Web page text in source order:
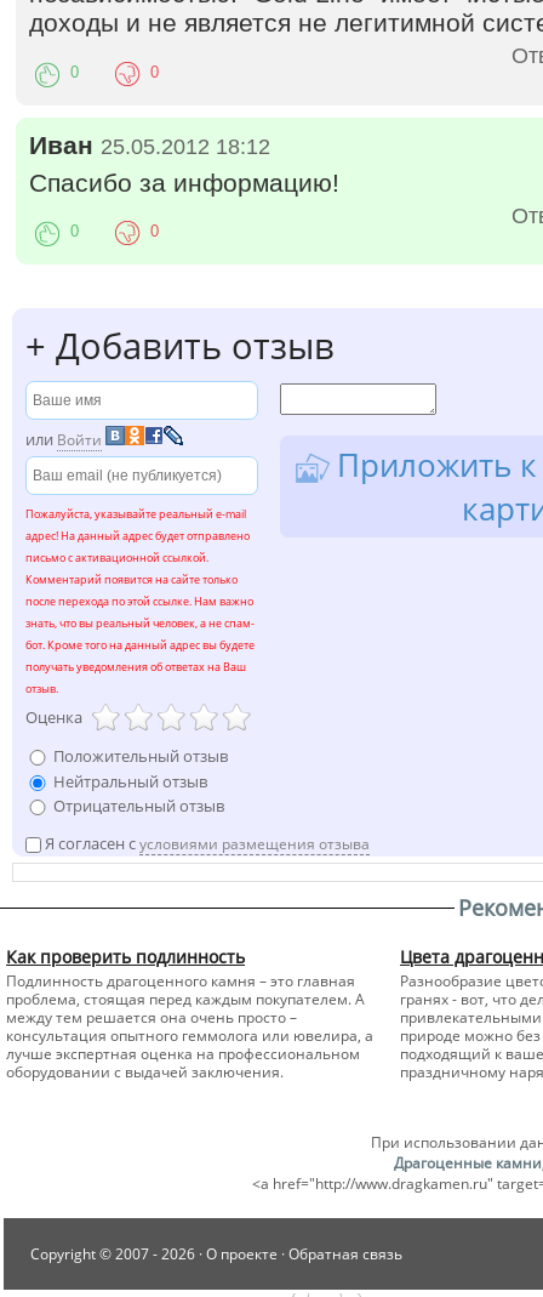
доходы и не является не легитимной
0 0
Иван 25.05.2012 18:12
Спасибо за информацию!
0 0
+ Добавить отзыв
или Войти
Пожалуйста, указывайте реальный e-mail
адрес! На данный адрес будет отправлено
письмо с активационной ссылкой.
Комментарий появится на сайте только
после перехода по этой ссылке. Нам важно
знать, что вы реальный человек, а не спам-
бот. Кроме того на данный адрес вы будете
получать уведомления об ответах на Ваш
отзыв.
Оценка
Положительный отзыв
Нейтральный отзыв
Отрицательный отзыв
Приложить к
Я согласен сусловиями размещения отзыва
Как проверить подлинность
Подлинность драгоценного камня – это главная
проблема, стоящая перед каждым покупателем. А
между тем решается она очень просто –
консультация опытного геммолога или ювелира, а
лучше экспертная оценка на профессиональном
оборудовании с выдачей заключения.
Цвета
Разнообразие
гранях - вот, что
природе можно
подходящий к
праздничному
При использовании
Драгоценные
<a href="http://www.dragkamen.ru"
Copyright © 2007 -2026 ·О проекте ·Обратная связь